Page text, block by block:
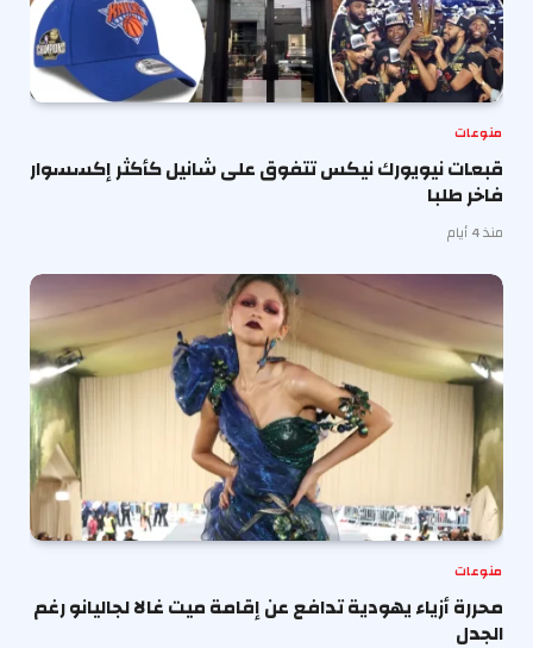
منوعات
قبعات نيويورك نيكس تتفوق على شانيل كأكثر إكسسوار
فاخر طلبا
منذ 4 أيام
منوعات
محررة أزياء يهودية تدافع عن إقامة ميت غالا لجاليانو رغم
الجدل